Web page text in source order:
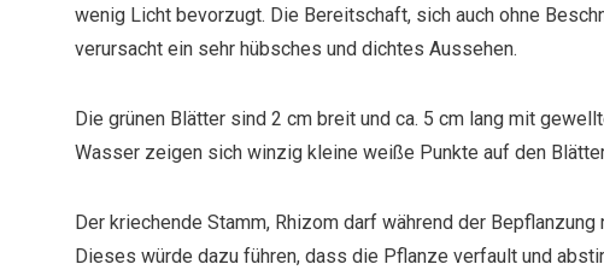
wenig Licht bevorzugt. Die Bereitschaft, sich auch ohne
verursacht ein sehr hübsches und dichtes Aussehen.
Die grünen Blätter sind 2 cm breit und ca. 5 cm lang mit
Wasser zeigen sich winzig kleine weiße Punkte auf den
Der kriechende Stamm, Rhizom darf während der
Dieses würde dazu führen, dass die Pflanze verfault und